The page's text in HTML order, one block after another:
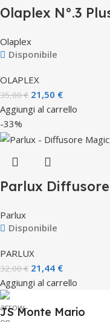
Olaplex N°.3
Olaplex
Disponibile
OLAPLEX
35,00€ 21,50 €
Aggiungi al carrello
-33%
Parlux
Parlux
Disponibile
PARLUX
32,00€ 21,44 €
Aggiungi al carrello
JS Monte Mario